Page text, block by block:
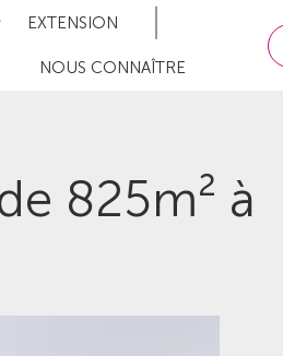
EXTENSION
NOUS CONNAÎTRE
825m² à